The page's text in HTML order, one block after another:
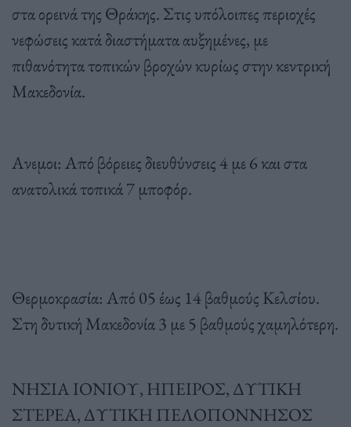
στα ορεινά της Θράκης. Στις υπόλοιπες περιοχές
νεφώσεις κατά διαστήματα αυξημένες, με
πιθανότητα τοπικών βροχών κυρίως στην κεντρική
Μακεδονία.
Ανεμοι: Από βόρειες διευθύνσεις 4 με 6 και στα
ανατολικά τοπικά 7 μποφόρ.
Θερμοκρασία: Από 05 έως 14 βαθμούς Κελσίου.
Στη δυτική Μακεδονία 3 με 5 βαθμούς χαμηλότερη.
ΝΗΣΙΑ ΙΟΝΙΟΥ, ΗΠΕΙΡΟΣ, ΔΥΤΙΚΗ
ΣΤΕΡΕΑ, ΔΥΤΙΚΗ ΠΕΛΟΠΟΝΝΗΣΟΣ